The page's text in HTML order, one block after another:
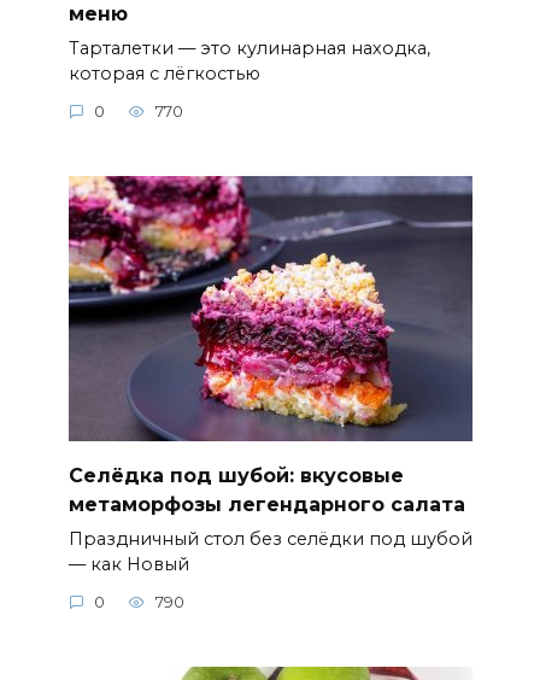
меню
Тарталетки — это кулинарная находка,
которая с лёгкостью
0 770
Селёдка под шубой: вкусовые
метаморфозы легендарного салата
Праздничный стол без селёдки под шубой
— как Новый
0 790